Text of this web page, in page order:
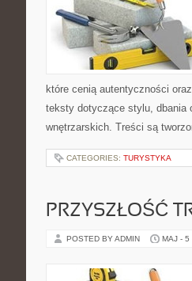
które cenią autentyczności
teksty dotyczące stylu, dbania
wnętrzarskich. Treści są
CATEGORIES: TURYSTYKA
PRZYSZŁOŚĆ
POSTED BY ADMIN MAJ - 5